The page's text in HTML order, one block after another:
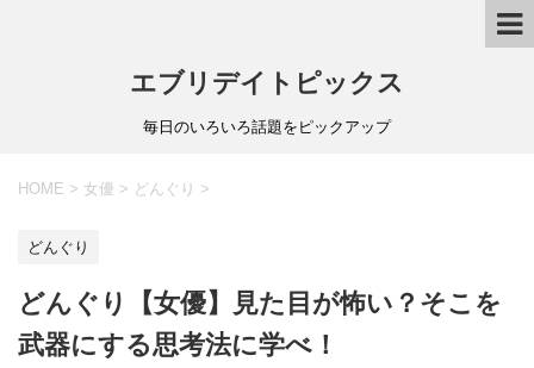
エブリデイトピックス
毎日のいろいろ話題をピックアップ
HOME > 女優 > どんぐり >
どんぐり
どんぐり【女優】見た目が怖い？そこを
武器にする思考法に学べ！